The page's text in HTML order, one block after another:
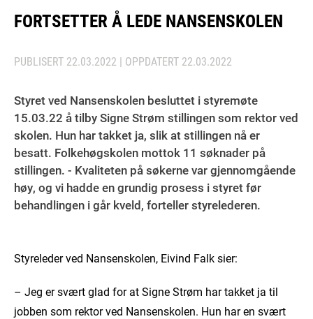
FORTSETTER Å LEDE NANSENSKOLEN
PUBLISERT 22.03.2022 | OPPDATERT 22.03.2022
Styret ved Nansenskolen besluttet i styremøte
15.03.22 å tilby Signe Strøm stillingen som rektor ved
skolen. Hun har takket ja, slik at stillingen nå er
besatt. Folkehøgskolen mottok 11 søknader på
stillingen. - Kvaliteten på søkerne var gjennomgående
høy, og vi hadde en grundig prosess i styret før
behandlingen i går kveld, forteller styrelederen.
Styreleder ved Nansenskolen, Eivind Falk sier:
– Jeg er svært glad for at Signe Strøm har takket ja til
jobben som rektor ved Nansenskolen. Hun har en svært